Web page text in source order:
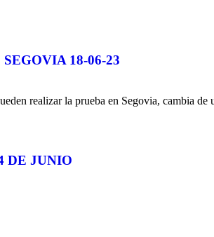
18-06-23
realizar la prueba en Segovia, cambia
DE JUNIO